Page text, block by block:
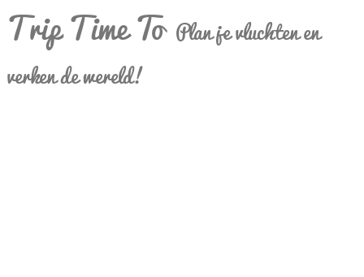
Trip Time To Plan je vluchten en
verken de wereld!